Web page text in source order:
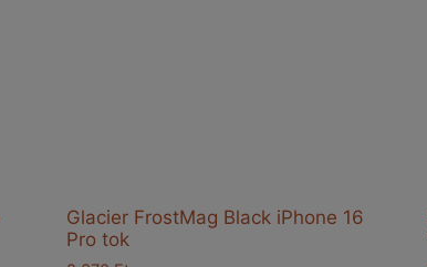
Glacier FrostMag Black iPhone 16
Pro tok